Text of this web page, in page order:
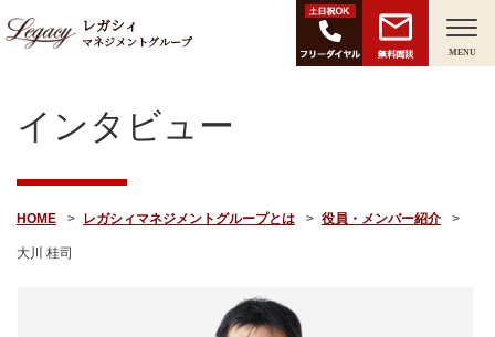
レガシィ
マネジメントグループ
無料面談 MENU
インタビュー
HOME レガシィマネジメントグループとは 役員・メンバー紹介
大川 桂司